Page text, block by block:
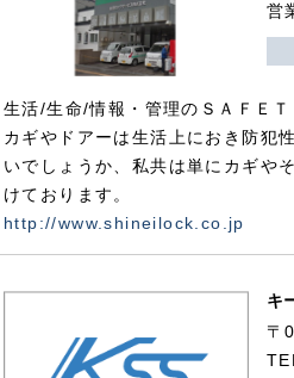
営
生活/生命/情報・管理のＳＡＦＥＴ
カギやドアーは生活上におき防犯
いでしょうか、私共は単にカギや
けております。
http://www.shineilock.co.jp
キ
〒